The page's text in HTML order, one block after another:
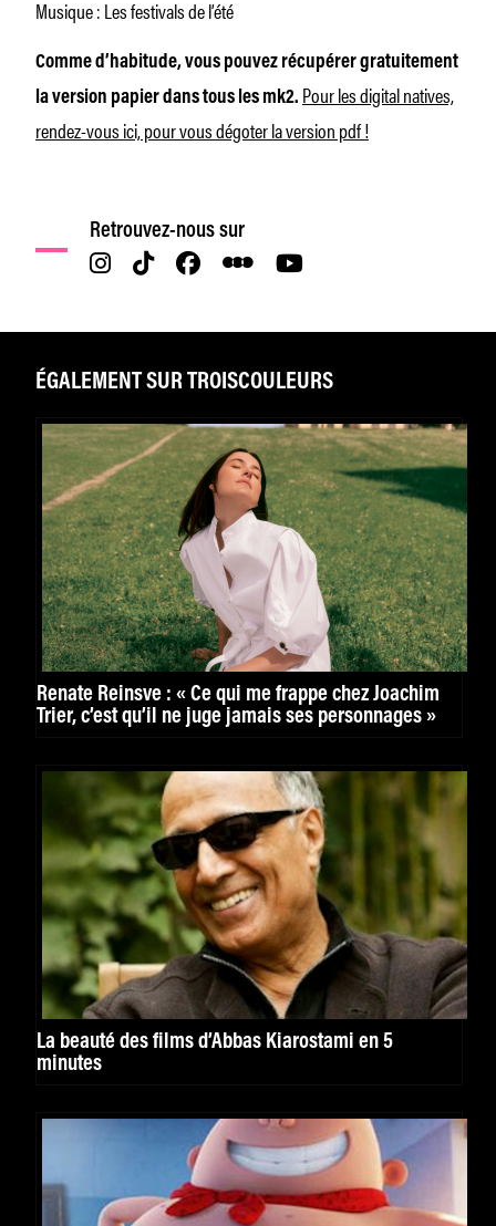
Musique : Les festivals de l’été
Comme d’habitude, vous pouvez récupérer gratuitement
la version papier dans tous les mk2. Pour les digital natives,
rendez-vous ici, pour vous dégoter la version pdf !
Retrouvez-nous sur
ÉGALEMENT SUR TROISCOULEURS
Renate Reinsve : « Ce qui me frappe chez Joachim
Trier, c’est qu’il ne juge jamais ses personnages »
La beauté des films d’Abbas Kiarostami en 5
minutes